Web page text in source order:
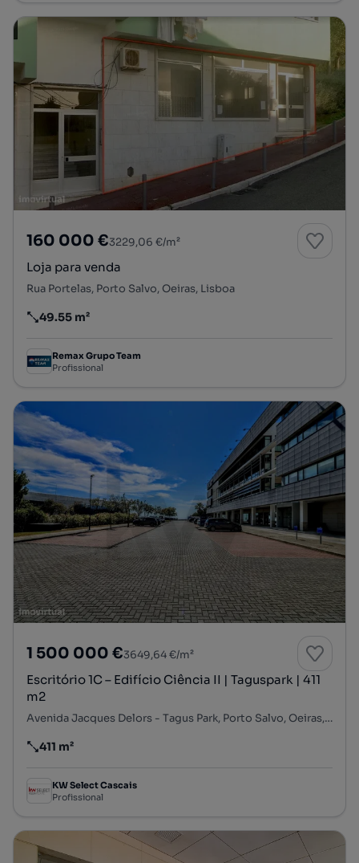
160 000 €3229,06 €/m²
Loja para venda
Rua Portelas, Porto Salvo, Oeiras, Lisboa
Preço por metro quadrado
49.55 m²
Remax Grupo Team
Profissional
1 500 000 €3649,64 €/m²
Escritório 1C – Edifício Ciência II | Taguspark | 411
m2
Avenida Jacques Delors - Tagus Park, Porto Salvo, Oeiras, Lisboa
Preço por metro quadrado
411 m²
KW Select Cascais
Profissional